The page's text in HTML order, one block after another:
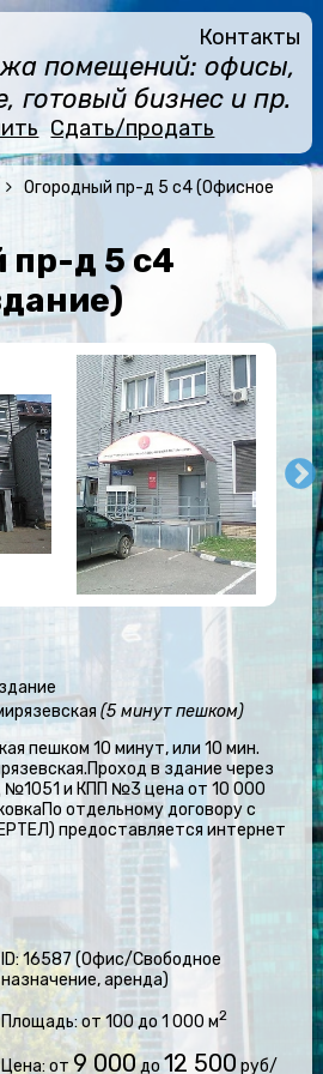
Контакты
помещений: офисы,
готовый бизнес и пр.
Сдать/продать
Огородный пр-д 5 с4 (Офисное
пр-д 5 с4
(5 минут пешком)
пешком 10 минут, или 10 мин.
в здание через
№1051 и КПП №3 цена от 10 000
отдельному договору с
предоставляется интернет
ID: 16587 (Офис/Свободное
назначение, аренда)
Площадь: от 100 до 1 000 м2
Цена: от 9 000 до12 500 руб/